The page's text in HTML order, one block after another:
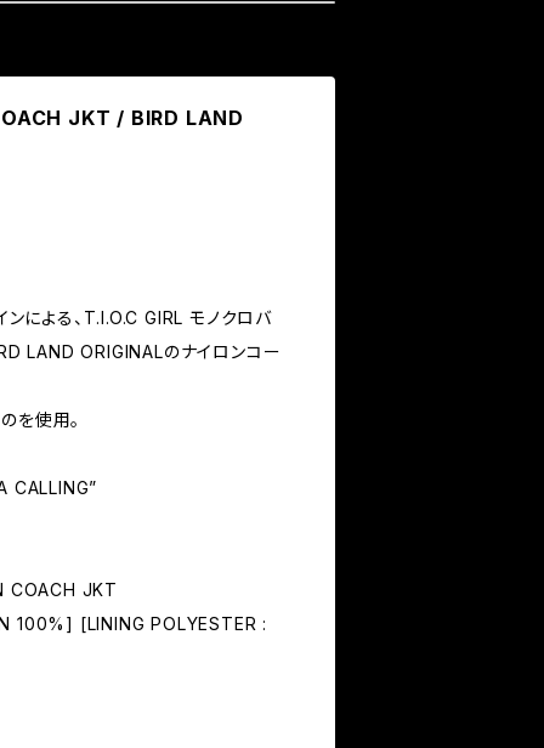
JKT / BIRD LAND
による、T.I.O.C GIRL モノクロバ
LAND ORIGINALのナイロンコー
を使用。
CALLING”
COACH JKT
100%] [LINING POLYESTER :